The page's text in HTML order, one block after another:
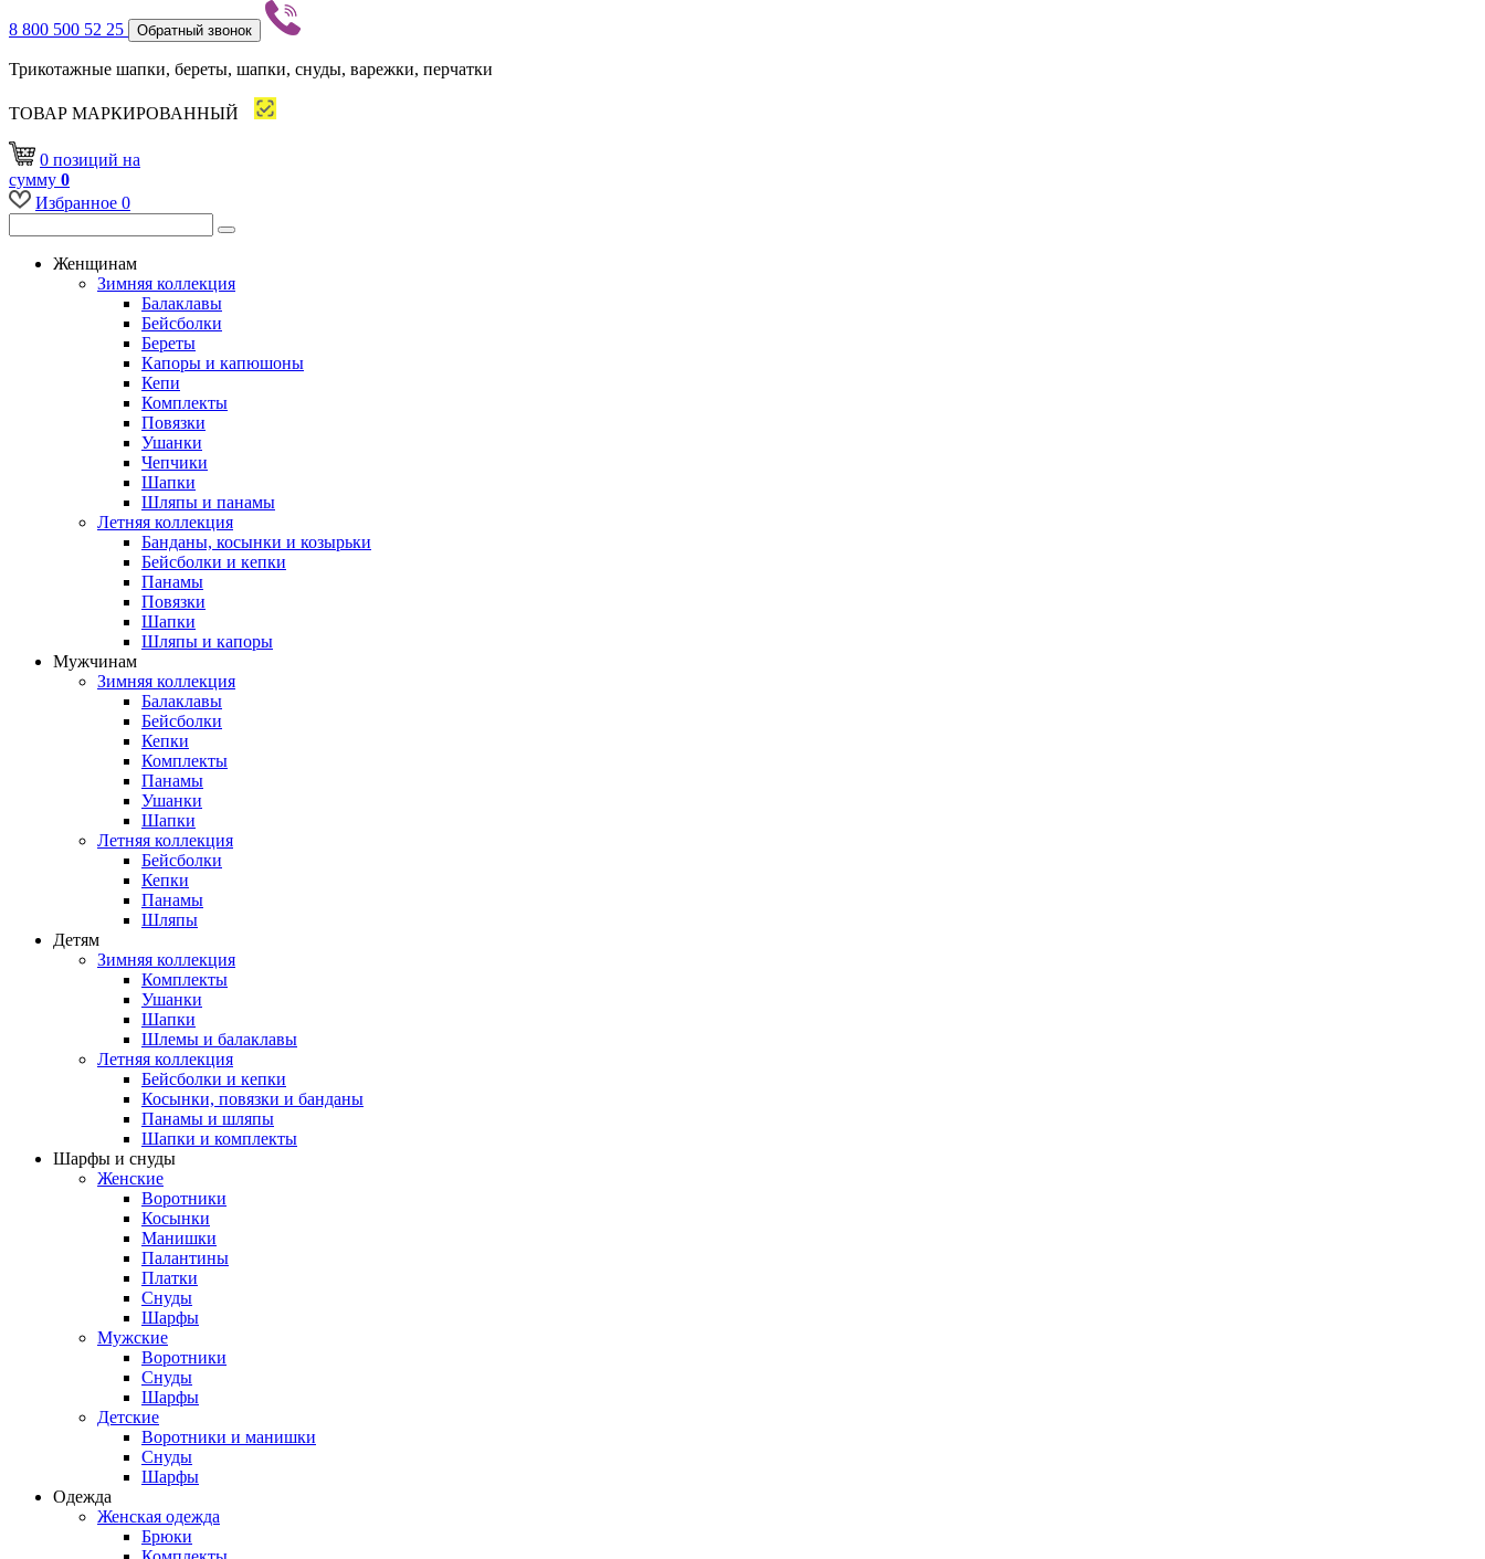
8 800 500 52 25 Обратный звонок
Трикотажные шапки, береты, шапки, снуды, варежки, перчатки
ТОВАР МАРКИРОВАННЫЙ
0 позиций на
сумму 0
Избранное 0
Женщинам
Зимняя коллекция
Балаклавы
Бейсболки
Береты
Капоры и капюшоны
Кепи
Комплекты
Повязки
Ушанки
Чепчики
Шапки
Шляпы и панамы
Летняя коллекция
Банданы, косынки и козырьки
Бейсболки и кепки
Панамы
Повязки
Шапки
Шляпы и капоры
Мужчинам
Зимняя коллекция
Балаклавы
Бейсболки
Кепки
Комплекты
Панамы
Ушанки
Шапки
Летняя коллекция
Бейсболки
Кепки
Панамы
Шляпы
Детям
Зимняя коллекция
Комплекты
Ушанки
Шапки
Шлемы и балаклавы
Летняя коллекция
Бейсболки и кепки
Косынки, повязки и банданы
Панамы и шляпы
Шапки и комплекты
Шарфы и снуды
Женские
Воротники
Косынки
Манишки
Палантины
Платки
Снуды
Шарфы
Мужские
Воротники
Снуды
Шарфы
Детские
Воротники и манишки
Снуды
Шарфы
Одежда
Женская одежда
Брюки